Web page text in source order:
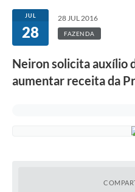
Serviços on-line
JUL
28
28 JUL 2016
FAZENDA
Neiron solicita auxílio
aumentar receita da